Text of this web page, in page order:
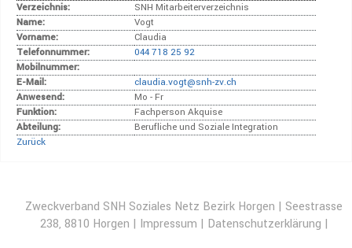
Verzeichnis:
SNH Mitarbeiterverzeichnis
Name:
Vogt
Vorname:
Claudia
Telefonnummer:
044 718 25 92
Mobilnummer:
E-Mail:
claudia.vogt@snh-zv.ch
Anwesend:
Mo - Fr
Funktion:
Fachperson Akquise
Abteilung:
Berufliche und Soziale Integration
Zurück
Zweckverband SNH Soziales Netz Bezirk Horgen | Seestrasse
238, 8810 Horgen | Impressum | Datenschutzerklärung |